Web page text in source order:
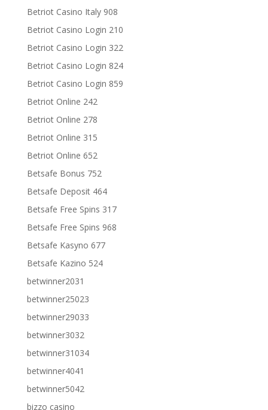
Betriot Casino Italy 908
Betriot Casino Login 210
Betriot Casino Login 322
Betriot Casino Login 824
Betriot Casino Login 859
Betriot Online 242
Betriot Online 278
Betriot Online 315
Betriot Online 652
Betsafe Bonus 752
Betsafe Deposit 464
Betsafe Free Spins 317
Betsafe Free Spins 968
Betsafe Kasyno 677
Betsafe Kazino 524
betwinner2031
betwinner25023
betwinner29033
betwinner3032
betwinner31034
betwinner4041
betwinner5042
bizzo casino